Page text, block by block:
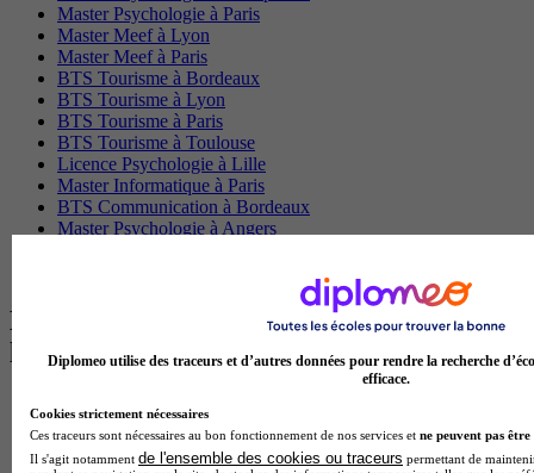
Master Psychologie à Paris
Master Meef à Lyon
Master Meef à Paris
BTS Tourisme à Bordeaux
BTS Tourisme à Lyon
BTS Tourisme à Paris
BTS Tourisme à Toulouse
Licence Psychologie à Lille
Master Informatique à Paris
BTS Communication à Bordeaux
Master Psychologie à Angers
Les intitulés de diplôme par alternance
les plus recherchés
BTS Dietetique en alternance
BTS Mco en alternance
BTS Pi en alternance
Diplomeo utilise des traceurs et d’autres données pour rendre la recherche
efficace.
Cookies strictement nécessaires
Ces traceurs sont nécessaires au bon fonctionnement de nos services et ne peuvent pas être
Il s'agit notamment de l'ensemble des cookies ou traceurs permettant de